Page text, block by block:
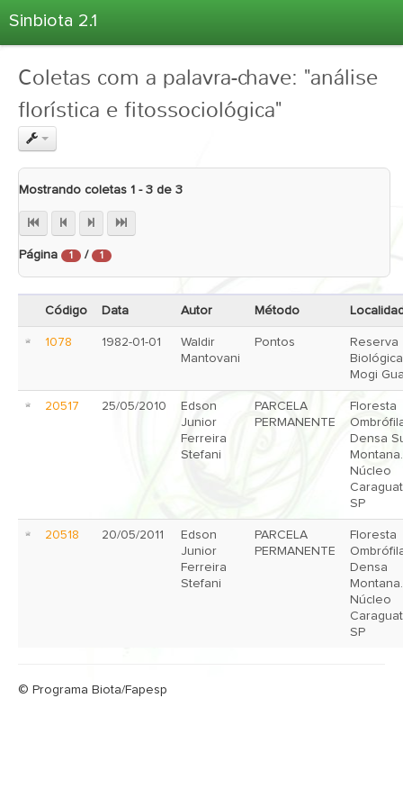
Sinbiota 2.1
Informações Ambientais
Coletas
Projetos
Unidades Depositárias
Atlas 2.1
Estatísticas
Login
Coletas com a palavra-chave: "análise
florística e fitossociológica"
Mostrando coletas 1 - 3 de 3
Página 1 / 1
Código Data Autor Método
1078 1982-01-01
Waldir
Mantovani
Pontos
Reserva
Mogi
20517 25/05/2010
Edson
Junior
Ferreira
Stefani
PARCELA
PERMANENTE
Floresta
Densa
Núcleo
SP
20518 20/05/2011
Edson
Junior
Ferreira
Stefani
PARCELA
PERMANENTE
Floresta
Densa
Núcleo
SP
© Programa Biota/Fapesp